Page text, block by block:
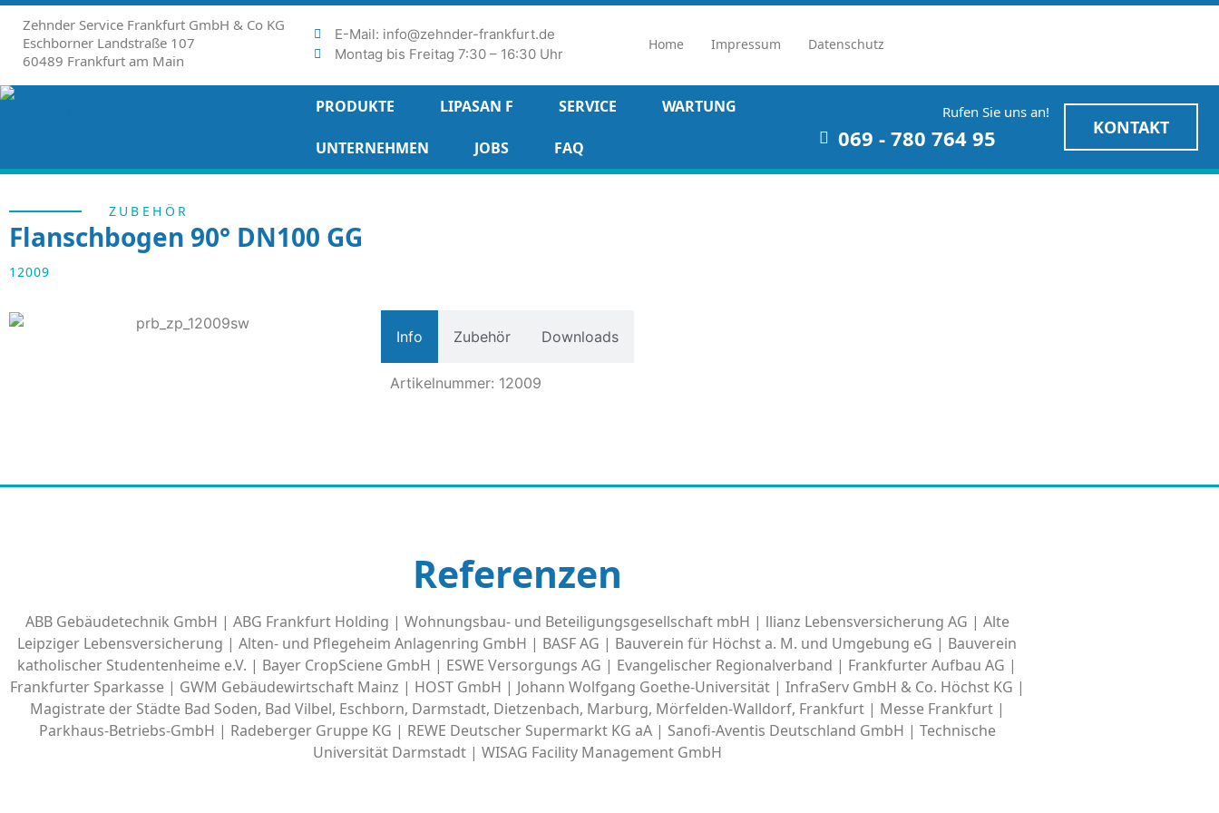
Zehnder Service Frankfurt GmbH & Co KG
Eschborner Landstraße 107
60489 Frankfurt am Main
E-Mail: info@zehnder-frankfurt.de
Montag bis Freitag 7:30 – 16:30 Uhr
Home Impressum Datenschutz
PRODUKTE LIPASAN F SERVICE WARTUNG
UNTERNEHMEN JOBS FAQ
Rufen Sie uns an!
069 - 780 764 95 KONTAKT
ZUBEHÖR
Flanschbogen 90° DN100 GG
12009
Info Zubehör Downloads
Artikelnummer: 12009
Referenzen
ABB Gebäudetechnik GmbH | ABG Frankfurt Holding | Wohnungsbau- und Beteiligungsgesellschaft mbH | llianz Lebensversicherung AG | Alte
Leipziger Lebensversicherung | Alten- und Pflegeheim Anlagenring GmbH | BASF AG | Bauverein für Höchst a. M. und Umgebung eG | Bauverein
katholischer Studentenheime e.V. | Bayer CropSciene GmbH | ESWE Versorgungs AG | Evangelischer Regionalverband | Frankfurter Aufbau AG |
Frankfurter Sparkasse | GWM Gebäudewirtschaft Mainz | HOST GmbH | Johann Wolfgang Goethe-Universität | InfraServ GmbH & Co. Höchst KG |
Magistrate der Städte Bad Soden, Bad Vilbel, Eschborn, Darmstadt, Dietzenbach, Marburg, Mörfelden-Walldorf, Frankfurt | Messe Frankfurt |
Parkhaus-Betriebs-GmbH | Radeberger Gruppe KG | REWE Deutscher Supermarkt KG aA | Sanofi-Aventis Deutschland GmbH | Technische
Universität Darmstadt | WISAG Facility Management GmbH